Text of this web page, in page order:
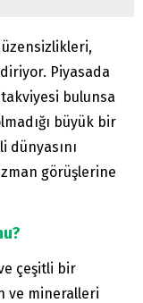
Piyasada
bulunsa
büyük bir
dünyasını
görüşlerine
çeşitli bir
ve mineralleri